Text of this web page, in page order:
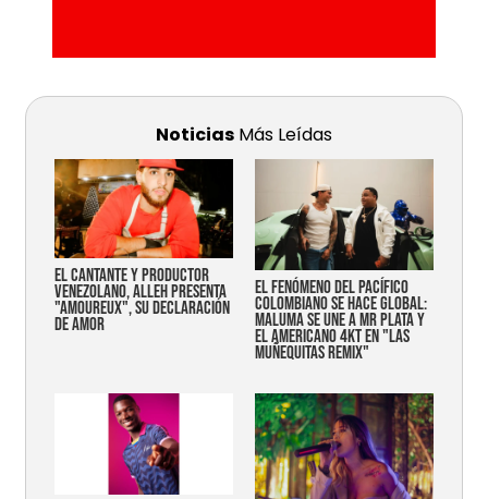
Noticias Más Leídas
EL CANTANTE Y PRODUCTOR
VENEZOLANO, ALLEH PRESENTA
"AMOUREUX", SU DECLARACIÓN
DE AMOR
EL FENÓMENO DEL PACÍFICO
COLOMBIANO SE HACE GLOBAL:
MALUMA SE UNE A MR PLATA Y
EL AMERICANO 4KT EN "LAS
MUÑEQUITAS REMIX"